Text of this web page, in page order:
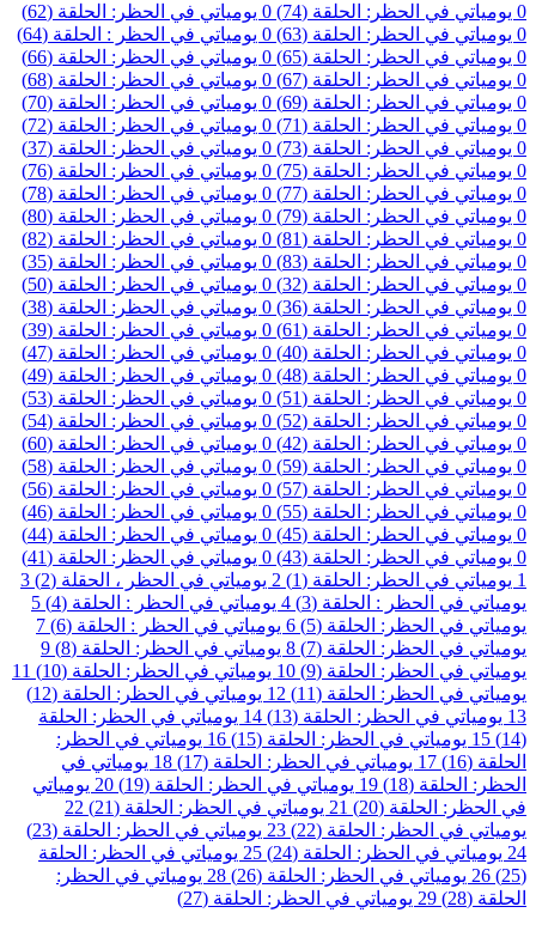
0 يومياتي في الحظر: الحلقة (74) 0 يومياتي في الحظر: الحلقة (62)
0 يومياتي في الحظر: الحلقة (63) 0 يومياتي في الحظر : الحلقة (64)
0 يومياتي في الحظر: الحلقة (65) 0 يومياتي في الحظر: الحلقة (66)
0 يومياتي في الحظر: الحلقة (67) 0 يومياتي في الحظر: الحلقة (68)
0 يومياتي في الحظر: الحلقة (69) 0 يومياتي في الحظر: الحلقة (70)
0 يومياتي في الحظر: الحلقة (71) 0 يومياتي في الحظر: الحلقة (72)
0 يومياتي في الحظر: الحلقة (73) 0 يومياتي في الحظر: الحلقة (37)
0 يومياتي في الحظر: الحلقة (75) 0 يومياتي في الحظر: الحلقة (76)
0 يومياتي في الحظر: الحلقة (77) 0 يومياتي في الحظر: الحلقة (78)
0 يومياتي في الحظر: الحلقة (79) 0 يومياتي في الحظر: الحلقة (80)
0 يومياتي في الحظر: الحلقة (81) 0 يومياتي في الحظر: الحلقة (82)
0 يومياتي في الحظر: الحلقة (83) 0 يومياتي في الحظر: الحلقة (35)
0 يومياتي في الحظر: الحلقة (32) 0 يومياتي في الحظر: الحلقة (50)
0 يومياتي في الحظر: الحلقة (36) 0 يومياتي في الحظر: الحلقة (38)
0 يومياتي في الحظر: الحلقة (61) 0 يومياتي في الحظر: الحلقة (39)
0 يومياتي في الحظر: الحلقة (40) 0 يومياتي في الحظر: الحلقة (47)
0 يومياتي في الحظر: الحلقة (48) 0 يومياتي في الحظر: الحلقة (49)
0 يومياتي في الحظر: الحلقة (51) 0 يومياتي في الحظر: الحلقة (53)
0 يومياتي في الحظر: الحلقة (52) 0 يومياتي في الحظر: الحلقة (54)
0 يومياتي في الحظر: الحلقة (42) 0 يومياتي في الحظر: الحلقة (60)
0 يومياتي في الحظر: الحلقة (59) 0 يومياتي في الحظر: الحلقة (58)
0 يومياتي في الحظر: الحلقة (57) 0 يومياتي في الحظر: الحلقة (56)
0 يومياتي في الحظر: الحلقة (55) 0 يومياتي في الحظر: الحلقة (46)
0 يومياتي في الحظر: الحلقة (45) 0 يومياتي في الحظر: الحلقة (44)
0 يومياتي في الحظر: الحلقة (43) 0 يومياتي في الحظر: الحلقة (41)
1 يومياتي في الحظر: الحلقة (1) 2 يومياتي في الحظر ، الحقلة (2)
3
يومياتي في الحظر : الحلقة (3)
4 يومياتي في الحظر : الحلقة (4)
5
يومياتي في الحظر: الحلقة (5)
6 يومياتي في الحظر : الحلقة (6)
7
يومياتي في الحظر: الحلقة (7)
8 يومياتي في الحظر: الحلقة (8)
9
يومياتي في الحظر: الحلقة (9)
10 يومياتي في الحظر: الحلقة (10)
11
يومياتي في الحظر: الحلقة (11)
12 يومياتي في الحظر: الحلقة (12)
13 يومياتي في الحظر: الحلقة (13) 14 يومياتي في الحظر: الحلقة
(14)
15 يومياتي في الحظر: الحلقة (15) 16 يومياتي في الحظر:
الحلقة (16)
17 يومياتي في الحظر: الحلقة (17) 18 يومياتي في
الحظر: الحلقة (18)
19 يومياتي في الحظر: الحلقة (19) 20 يومياتي
في الحظر: الحلقة (20)
21 يومياتي في الحظر: الحلقة (21)
22
يومياتي في الحظر: الحلقة (22)
23 يومياتي في الحظر: الحلقة (23)
24 يومياتي في الحظر: الحلقة (24) 25 يومياتي في الحظر: الحلقة
(25)
26 يومياتي في الحظر: الحلقة (26) 28 يومياتي في الحظر:
الحلقة (28)
29 يومياتي في الحظر: الحلقة (27)